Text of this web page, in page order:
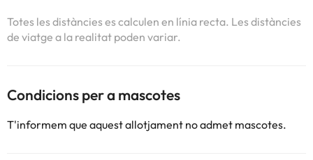
Totes les distàncies es calculen en línia recta. Les distàncies
de viatge a la realitat poden variar.
Condicions per a mascotes
T'informem que aquest allotjament no admet mascotes.